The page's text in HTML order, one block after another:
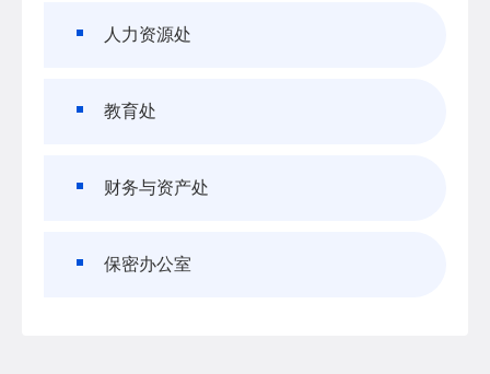
人力资源处
教育处
财务与资产处
保密办公室